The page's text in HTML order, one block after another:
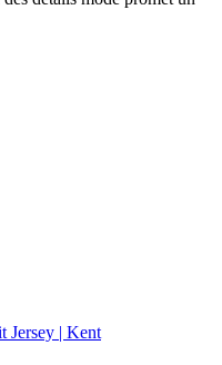
Jersey | Kent